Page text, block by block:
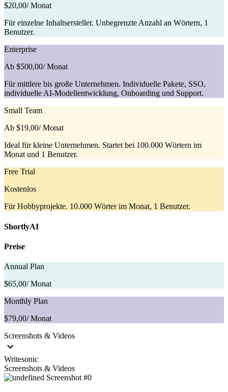
$20,00/ Monat
Für einzelne Inhaltsersteller. Unbegrenzte Anzahl an Wörtern, 1
Benutzer.
Enterprise
Ab $500,00/ Monat
Für mittlere bis große Unternehmen. Individuelle Pakete, SSO,
individuelle AI-Modellentwicklung, Onboarding und Support.
Small Team
Ab $19,00/ Monat
Ideal für kleine Unternehmen. Startet bei 100.000 Wörtern im
Monat und 1 Benutzer.
Free Trial
Kostenlos
Für Hobbyprojekte. 10.000 Wörter im Monat, 1 Benutzer.
ShortlyAI
Preise
Annual Plan
$65,00/ Monat
Monthly Plan
$79,00/ Monat
Screenshots & Videos
Writesonic
Screenshots & Videos